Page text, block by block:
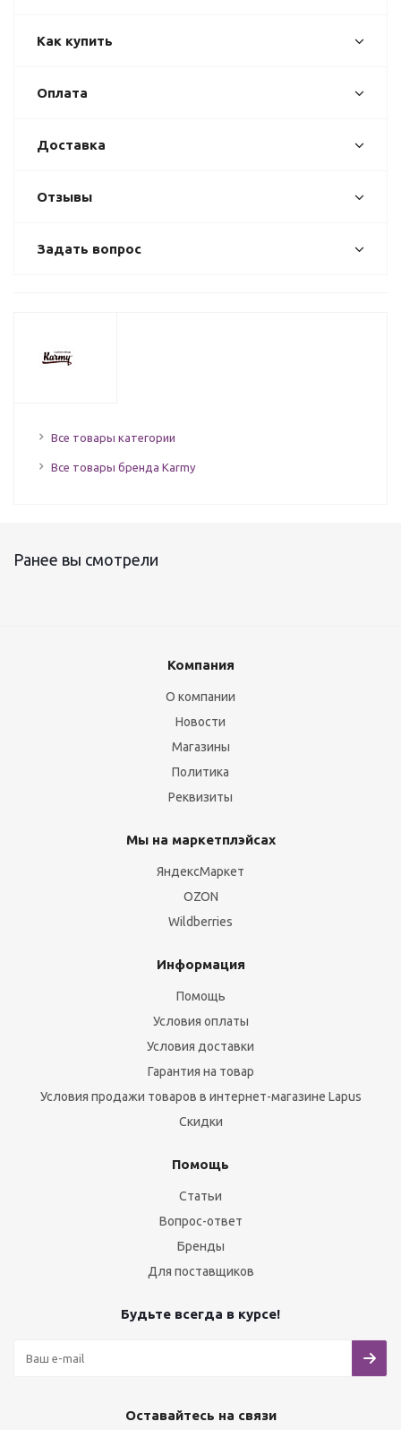
Как купить
Оплата
Доставка
Отзывы
Задать вопрос
Все товары категории
Все товары бренда Karmy
Ранее вы смотрели
Компания
О компании
Новости
Магазины
Политика
Реквизиты
Мы на маркетплэйсах
ЯндексМаркет
OZON
Wildberries
Информация
Помощь
Условия оплаты
Условия доставки
Гарантия на товар
Условия продажи товаров в интернет-магазине Lapus
Скидки
Помощь
Статьи
Вопрос-ответ
Бренды
Для поставщиков
Будьте всегда в курсе!
Оставайтесь на связи